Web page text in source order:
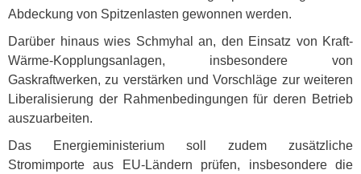
Abdeckung von Spitzenlasten gewonnen werden.
Darüber hinaus wies Schmyhal an, den Einsatz von Kraft-
Wärme-Kopplungsanlagen, insbesondere von
Gaskraftwerken, zu verstärken und Vorschläge zur weiteren
Liberalisierung der Rahmenbedingungen für deren Betrieb
auszuarbeiten.
Das Energieministerium soll zudem zusätzliche
Stromimporte aus EU-Ländern prüfen, insbesondere die